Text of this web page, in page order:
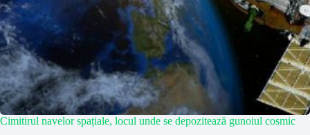
Cimitirul navelor spațiale, locul unde se depozitează gunoiul cosmic